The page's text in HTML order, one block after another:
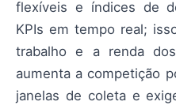
flexíveis e índices de
KPIs em tempo real;
trabalho e a renda
aumenta a competição
janelas de coleta e